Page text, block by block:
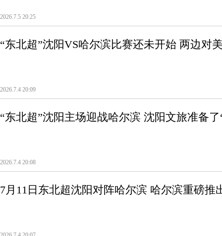
2026.7.5 20:25
“东北超”沈阳VS哈尔滨比赛还未开始 两边对
2026.7.4 20:09
“东北超”沈阳主场迎战哈尔滨 沈阳文旅准备
2026.7.4 20:08
7月11日东北超沈阳对阵哈尔滨 哈尔滨重磅推